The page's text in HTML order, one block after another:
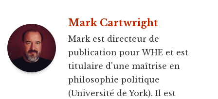
Mark Cartwright
Mark est directeur de
publication pour WHE et est
titulaire d'une maîtrise en
philosophie politique
(Université de York). Il est